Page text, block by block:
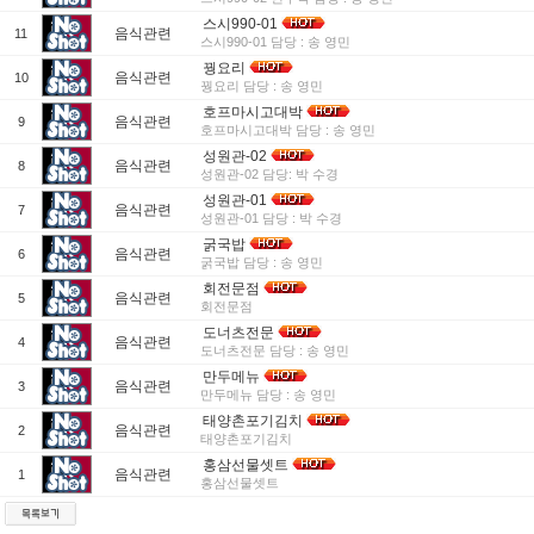
11 음식관련
스시990-01
스시990-01 담당 : 송 영민
10 음식관련
꿩요리
꿩요리 담당 : 송 영민
9 음식관련
호프마시고대박
호프마시고대박 담당 : 송 영민
8 음식관련
성원관-02
성원관-02 담당: 박 수경
7 음식관련
성원관-01
성원관-01 담당 : 박 수경
6 음식관련
굵국밥
굵국밥 담당 : 송 영민
5 음식관련
회전문점
회전문점
4 음식관련
도너츠전문
도너츠전문 담당 : 송 영민
3 음식관련
만두메뉴
만두메뉴 담당 : 송 영민
2 음식관련
태양촌포기김치
태양촌포기김치
1 음식관련
홍삼선물셋트
홍삼선물셋트